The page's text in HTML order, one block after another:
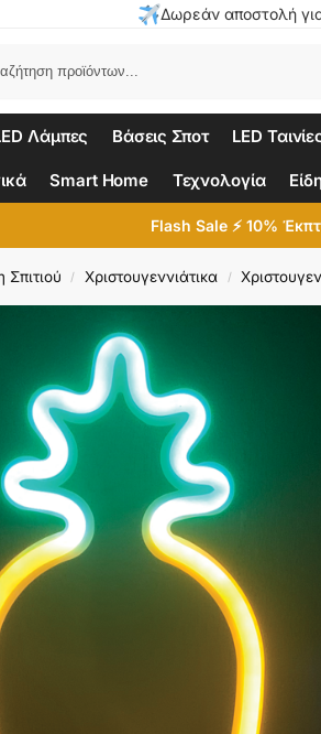
Δωρεάν αποστολή
Λάμπες Βάσεις Σποτ LED
Smart Home Τεχνολογία
Flash Sale ⚡ 10%
Σπιτιού / Χριστουγεννιάτικα /